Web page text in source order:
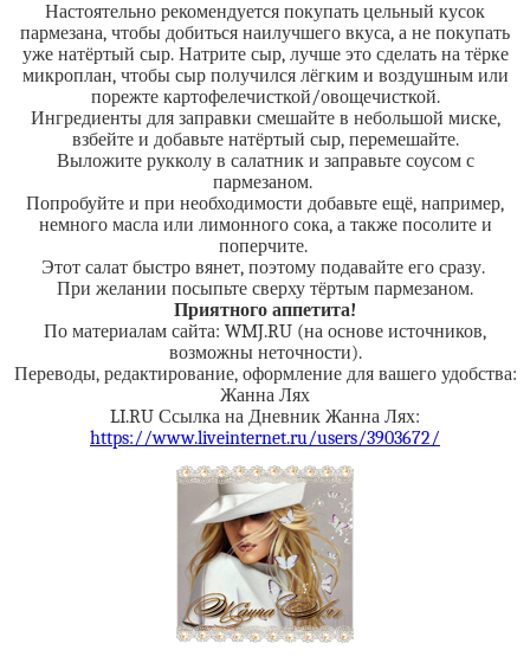
Настоятельно рекомендуется покупать цельный кусок
пармезана, чтобы добиться наилучшего вкуса, а не покупать
уже натёртый сыр. Натрите сыр, лучше это сделать на тёрке
микроплан, чтобы сыр получился лёгким и воздушным или
порежте картофелечисткой/овощечисткой.
Ингредиенты для заправки смешайте в небольшой миске,
взбейте и добавьте натёртый сыр, перемешайте.
Выложите рукколу в салатник и заправьте соусом с
пармезаном.
Попробуйте и при необходимости добавьте ещё, например,
немного масла или лимонного сока, а также посолите и
поперчите.
Этот салат быстро вянет, поэтому подавайте его сразу.
При желании посыпьте сверху тёртым пармезаном.
Приятного аппетита!
По материалам сайта: WMJ.RU (на основе источников,
возможны неточности).
Переводы, редактирование, оформление для вашего удобства:
Жанна Лях
LI.RU Ссылка на Дневник Жанна Лях:
https://www.liveinternet.ru/users/3903672/